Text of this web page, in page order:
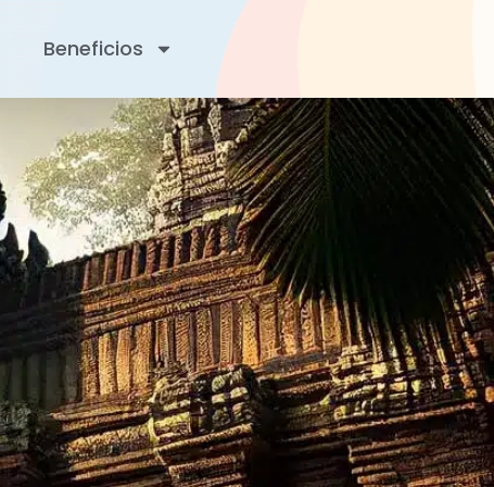
Beneficios